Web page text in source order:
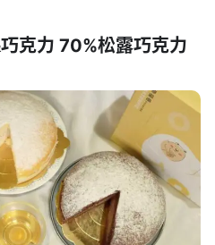
克力 70%松露巧克力